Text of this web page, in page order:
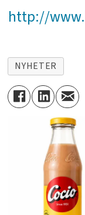
http://
NYHETER